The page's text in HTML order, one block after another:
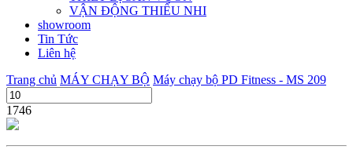
VẬN ĐỘNG THIẾU NHI
showroom
Tin Tức
Liên hệ
Trang chủ MÁY CHẠY BỘ Máy chạy bộ PD Fitness - MS 209
1746